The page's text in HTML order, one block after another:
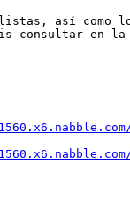
listas, así como
consultar en la